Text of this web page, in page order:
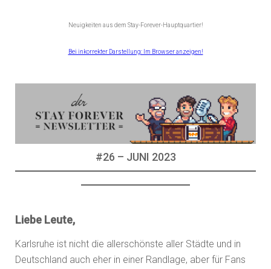
Neuigkeiten aus dem Stay-Forever-Hauptquartier!
Bei inkorrekter Darstellung: Im Browser anzeigen!
#26 – JUNI 2023
Liebe Leute,
Karlsruhe ist nicht die allerschönste aller Städte und in
Deutschland auch eher in einer Randlage, aber für Fans